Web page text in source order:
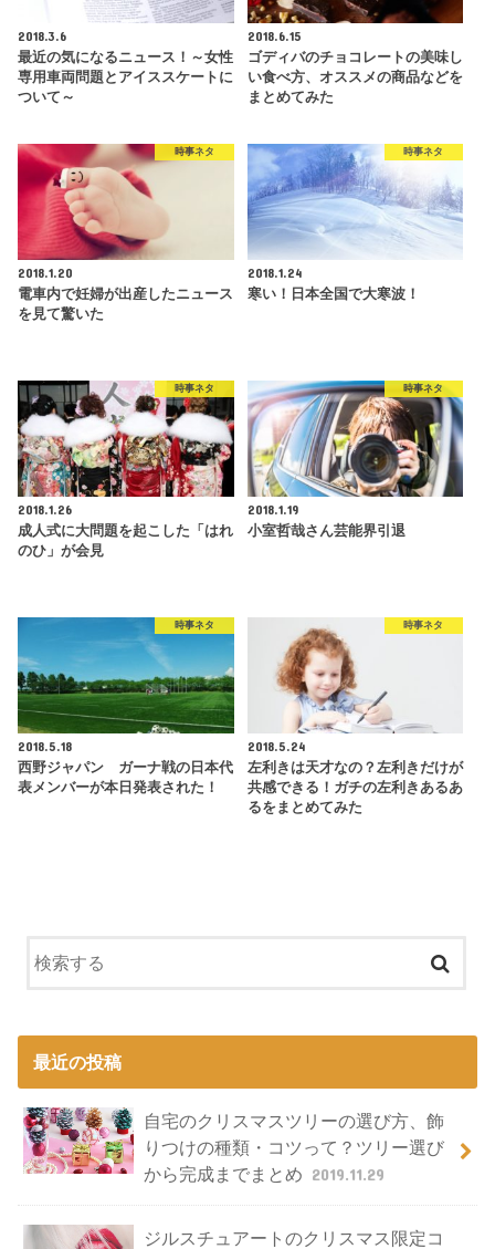
2018.3.6
最近の気になるニュース！～女性
専用車両問題とアイススケートに
ついて～
2018.6.15
ゴディバのチョコレートの美味し
い食べ方、オススメの商品などを
まとめてみた
時事ネタ
2018.1.20
電車内で妊婦が出産したニュース
を見て驚いた
時事ネタ
2018.1.24
寒い！日本全国で大寒波！
時事ネタ
2018.1.26
成人式に大問題を起こした「はれ
のひ」が会見
時事ネタ
2018.1.19
小室哲哉さん芸能界引退
時事ネタ
2018.5.18
西野ジャパン ガーナ戦の日本代
表メンバーが本日発表された！
時事ネタ
2018.5.24
左利きは天才なの？左利きだけが
共感できる！ガチの左利きあるあ
るをまとめてみた
最近の投稿
自宅のクリスマスツリーの選び方、飾
りつけの種類・コツって？ツリー選び
から完成までまとめ 2019.11.29
ジルスチュアートのクリスマス限定コ